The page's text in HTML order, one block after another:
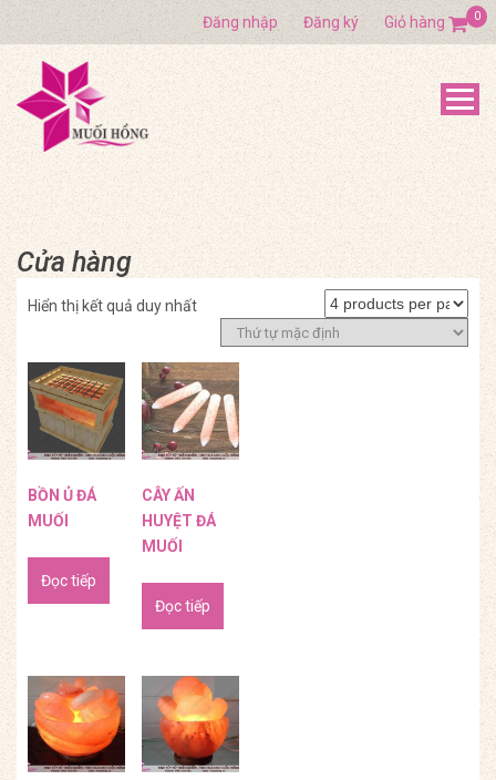
Đăng nhập Đăng ký Giỏ hàng 0
Cửa hàng
Hiển thị kết quả duy nhất
BỒN Ủ ĐÁ
MUỐI
Đọc tiếp
CÂY ẤN
HUYỆT ĐÁ
MUỐI
Đọc tiếp